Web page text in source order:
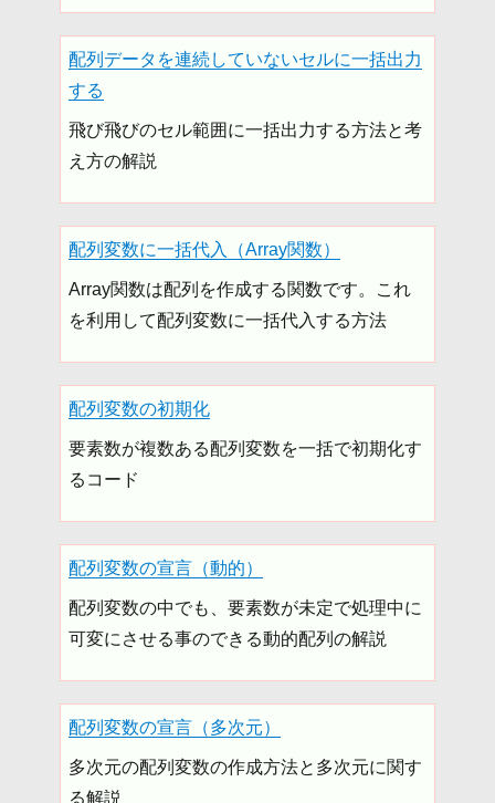
配列データを連続していないセルに一括出力
する
飛び飛びのセル範囲に一括出力する方法と考
え方の解説
配列変数に一括代入（Array関数）
Array関数は配列を作成する関数です。これ
を利用して配列変数に一括代入する方法
配列変数の初期化
要素数が複数ある配列変数を一括で初期化す
るコード
配列変数の宣言（動的）
配列変数の中でも、要素数が未定で処理中に
可変にさせる事のできる動的配列の解説
配列変数の宣言（多次元）
多次元の配列変数の作成方法と多次元に関す
る解説